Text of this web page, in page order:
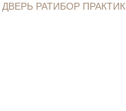
РАТИБОР ПРАКТИК